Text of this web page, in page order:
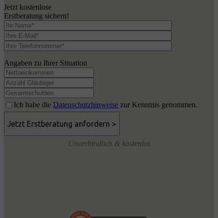
Jetzt kostenlose
Erstberatung sichern!
Angaben zu Ihrer Situation
Ich habe die Datenschutzhinweise zur Kenntnis genommen.
Unverbindlich & kostenlos